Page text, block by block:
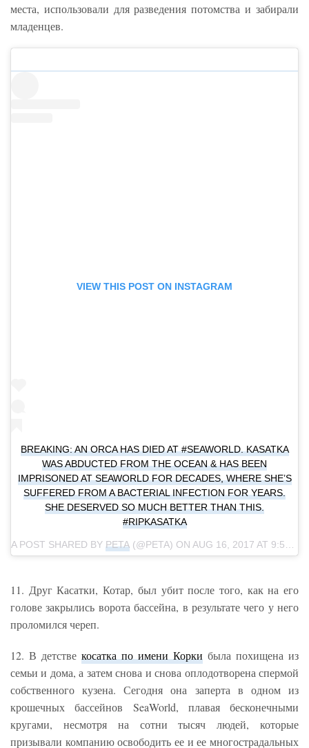
места, использовали для разведения потомства и забирали
младенцев.
VIEW THIS POST ON INSTAGRAM
BREAKING: AN ORCA HAS DIED AT #SEAWORLD. KASATKA
WAS ABDUCTED FROM THE OCEAN & HAS BEEN
IMPRISONED AT SEAWORLD FOR DECADES, WHERE SHE’S
SUFFERED FROM A BACTERIAL INFECTION FOR YEARS.
SHE DESERVED SO MUCH BETTER THAN THIS.
#RIPKASATKA
A POST SHARED BY PETA (@PETA) ON AUG 16, 2017 AT 9:55AM PDT
11. Друг Касатки, Котар, был убит после того, как на его
голове закрылись ворота бассейна, в результате чего у него
проломился череп.
12. В детстве косатка по имени Корки была похищена из
семьи и дома, а затем снова и снова оплодотворена спермой
собственного кузена. Сегодня она заперта в одном из
крошечных бассейнов SeaWorld, плавая бесконечными
кругами, несмотря на сотни тысяч людей, которые
призывали компанию освободить ее и ее многострадальных